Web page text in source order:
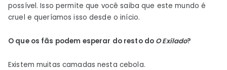
possível. Isso permite que você saiba que este mundo é
cruel e queríamos isso desde o início.
O que os fãs podem esperar do resto do O Exilado?
Existem muitas camadas nesta cebola.